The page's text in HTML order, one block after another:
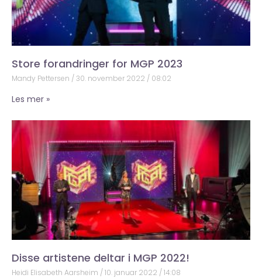
Store forandringer for MGP 2023
Mandy Pettersen 30. november 2022 08:02
Les mer »
Disse artistene deltar i MGP 2022!
Heidi Elisabeth Aarsheim 10. januar 2022 14:08